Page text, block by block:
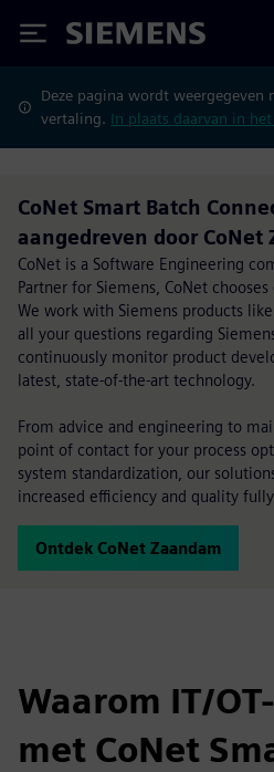
Siemens
Deze pagina wordt
vertaling. In plaats daarvan in
CoNet Smart Batch
aangedreven door CoNet
CoNet is a Software Engineering
Partner for Siemens, CoNet chooses
We work with Siemens products
all your questions regarding
continuously monitor product
latest, state-of-the-art technology.
From advice and engineering to
point of contact for your process
system standardization, our
increased efficiency and quality fully
Ontdek CoNet Zaandam
Waarom IT/
met CoNet